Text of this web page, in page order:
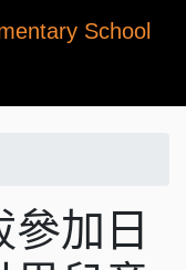
School
參加日